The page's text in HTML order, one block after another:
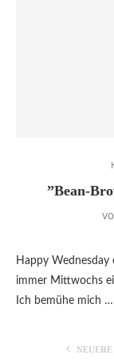
”Bean-
Happy Wednesday
immer Mittwochs
Ich bemühe mich …